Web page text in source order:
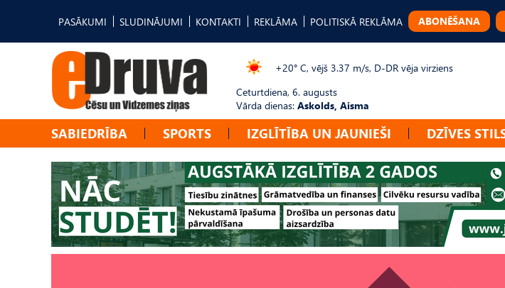
PASĀKUMI SLUDINĀJUMI KONTAKTI REKLĀMA POLITISKĀ REKLĀMA ABONĒŠANA
+20° C, vējš 3.37 m/s, D-DR vēja virziens
Ceturtdiena, 6. augusts
Vārda dienas: Askolds, Aisma
SABIEDRĪBA SPORTS IZGLĪTĪBA UN JAUNIEŠI DZĪVES